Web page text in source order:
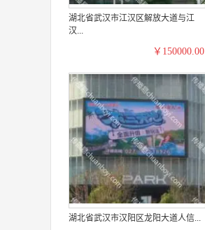
湖北省武汉市江汉区解放大道与江
汉...
￥150000.00
湖北省武汉市汉阳区龙阳大道人信...